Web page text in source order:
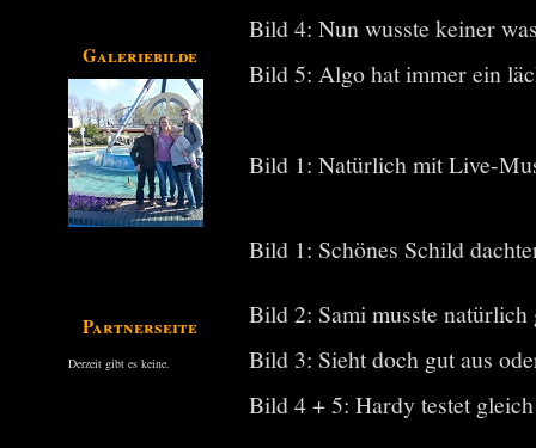
Galeriebilder
Partnerseiten
Derzeit gibt es keine.
Bild 4: Nun wusste keiner
Bild 5: Algo hat immer ein
Bild 1: Natürlich mit Live-
Bild 1: Schönes Schild
Bild 2: Sami musste
Bild 3: Sieht doch gut aus
Bild 4 + 5: Hardy testet